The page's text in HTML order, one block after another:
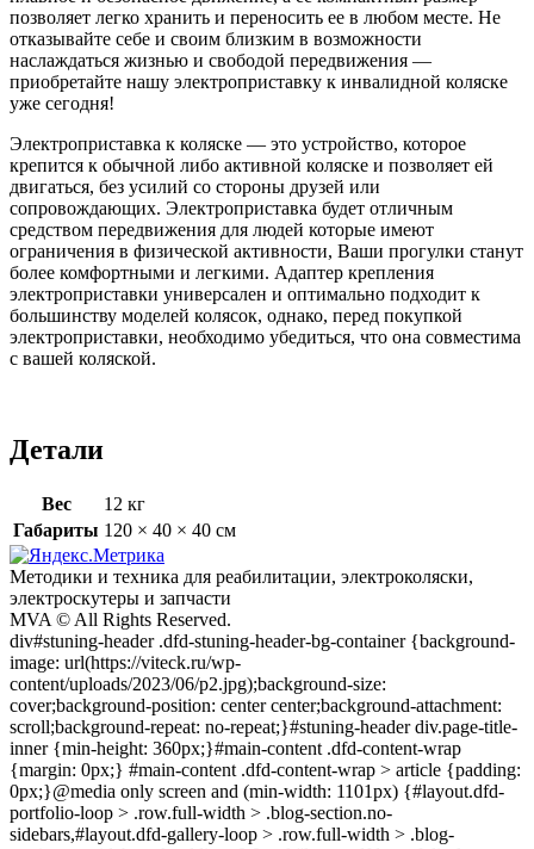
позволяет легко хранить и переносить ее в любом месте. Не
отказывайте себе и своим близким в возможности
наслаждаться жизнью и свободой передвижения —
приобретайте нашу электроприставку к инвалидной коляске
уже сегодня!
Электроприставка к коляске — это устройство, которое
крепится к обычной либо активной коляске и позволяет ей
двигаться, без усилий со стороны друзей или
сопровождающих. Электроприставка будет отличным
средством передвижения для людей которые имеют
ограничения в физической активности, Ваши прогулки станут
более комфортными и легкими. Адаптер крепления
электроприставки универсален и оптимально подходит к
большинству моделей колясок, однако, перед покупкой
электроприставки, необходимо убедиться, что она совместима
с вашей коляской.
Детали
Вес
12 кг
Габариты 120 × 40 × 40 см
Методики и техника для реабилитации, электроколяски,
электроскyтеры и запчасти
MVA © All Rights Reserved.
div#stuning-header .dfd-stuning-header-bg-container {background-
image: url(https://viteck.ru/wp-
content/uploads/2023/06/p2.jpg);background-size:
cover;background-position: center center;background-attachment:
scroll;background-repeat: no-repeat;}#stuning-header div.page-title-
inner {min-height: 360px;}#main-content .dfd-content-wrap
{margin: 0px;} #main-content .dfd-content-wrap > article {padding:
0px;}@media only screen and (min-width: 1101px) {#layout.dfd-
portfolio-loop > .row.full-width > .blog-section.no-
sidebars,#layout.dfd-gallery-loop > .row.full-width > .blog-